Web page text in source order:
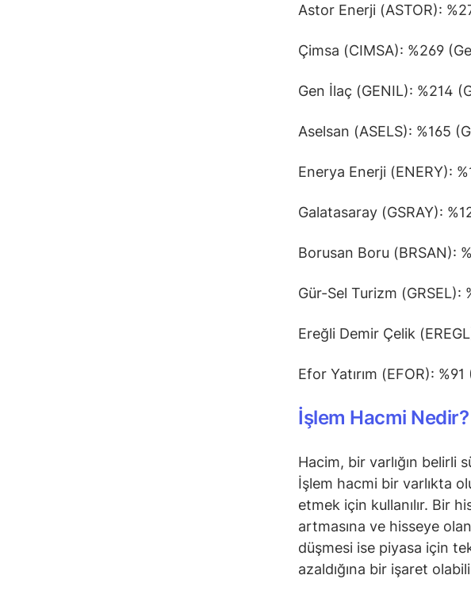
Astor Enerji (ASTOR):
Çimsa (CIMSA): %269
Gen İlaç (GENIL): %214
Aselsan (ASELS): %165
Enerya Enerji (ENERY):
Galatasaray (GSRAY):
Borusan Boru (BRSAN):
Gür-Sel Turizm (GRSEL):
Ereğli Demir Çelik
Efor Yatırım (EFOR):
İşlem Hacmi Nedir?
Hacim, bir varlığın belirli
İşlem hacmi bir varlıkta
etmek için kullanılır. Bir
artmasına ve hisseye
düşmesi ise piyasa için
azaldığına bir işaret